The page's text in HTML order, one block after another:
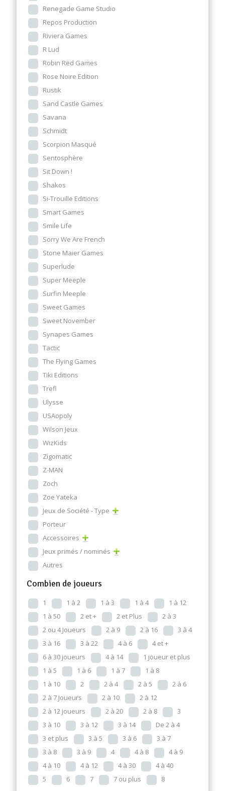
Renegade Game Studio
Repos Production
Riviera Games
R Lud
Robin Red Games
Rose Noire Edition
Rustik
Sand Castle Games
Savana
Schmidt
Scorpion Masqué
Sentosphère
Sit Down !
Shakos
Si-Trouille Editions
Smart Games
Smile Life
Sorry We Are French
Stone Maier Games
Superlude
Super Meeple
Surfin Meeple
Sweet Games
Sweet November
Synapes Games
Tactic
The Flying Games
Tiki Editions
Trefl
Ulysse
USAopoly
Wilson Jeux
WizKids
Zigomatic
Z-MAN
Zoch
Zoe Yateka
Jeux de Société - Type
Porteur
Accessoires
Jeux primés / nominés
Autres
Combien de joueurs
1 1 à 2 1 à 3 1 à 4
1 à 12
1 à 50
2 et + 2 et Plus
2 à 3
2 ou 4 Joueurs
2 à 9 2 à 16
3 à 4
3 à 16
3 à 22 4 à 6
4 et +
6 à 30 joueurs
4 à 14
1 joueur et plus
1 à 5
1 à 6 1 à 7
1 à 8
1 à 10
2 2 à 4 2 à 5
2 à 6
2 à 7 Joueurs
2 à 10
2 à 12
2 à 12 joueurs
2 à 20 2 à 8
3
3 à 10
3 à 12 3 à 14
De 2 à 4
3 et plus
3 à 5 3 à 6
3 à 7
3 à 8
3 à 9 4 4 à 8
4 à 9
4 à 10
4 à 12 4 à 30
4 à 40
5
6 7 7 ou plus 8